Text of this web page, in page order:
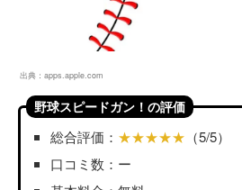
出典： apps.apple.com
野球スピードガン！の評価
総合評価： ★★★★★ （5/5）
口コミ数：ー